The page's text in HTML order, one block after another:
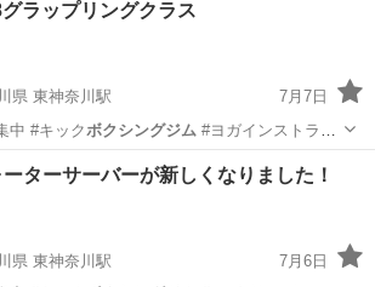
ラップリングクラス
県 東神奈川駅
7月7日
中 #キック ボクシングジム #ヨガインストラク
東神奈川駅 空手/他格闘技
ーターサーバーが新しくなりました！
県 東神奈川駅
7月6日